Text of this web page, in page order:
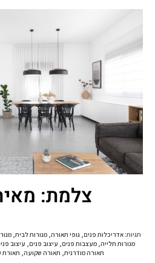
צלמת:
תגיות: אדריכלות פנים, גופי תאורה, מנורות לבית,
מנורות תלייה, מעצבות פנים, עיצוב פנים, עיצוב
תאורה מודרנית, תאורה שקועה, תאורת